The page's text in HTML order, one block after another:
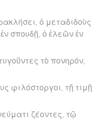
ὁ μεταδιδοὺς
σπουδῇ, ὁ ἐλεῶν ἐν
τὸ πονηρόν,
φιλόστοργοι, τῇ τιμῇ
ζέοντες, τῷ